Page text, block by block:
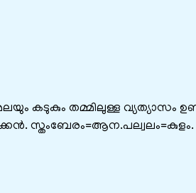
കടുകും തമ്മിലുള്ള വ്യത്യാസം
സ്തംബേരം=ആന.പല്വലം=കുളം.